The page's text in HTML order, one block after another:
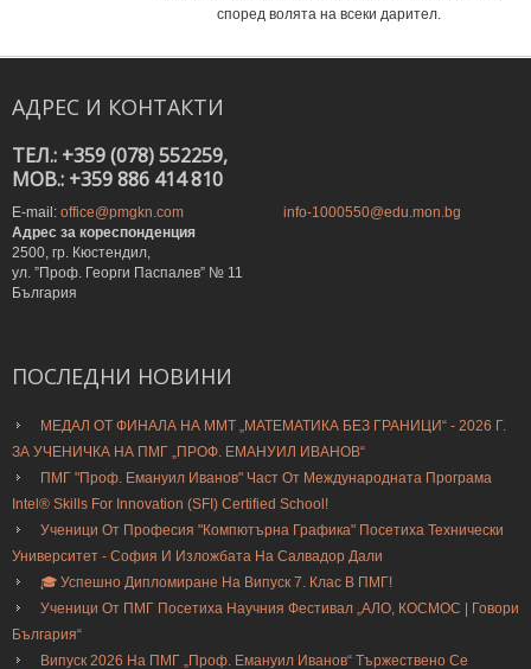
според волята на всеки дарител.
АДРЕС И КОНТАКТИ
ТЕЛ.: +359 (078) 552259,
MOB.: +359 886 414 810
E-mail: office@pmgkn.com
info-1000550@edu.mon.bg
Адрес за кореспонденция
2500, гр. Кюстендил,
ул. ”Проф. Георги Паспалев” № 11
България
ПОСЛЕДНИ НОВИНИ
МЕДАЛ ОТ ФИНАЛА НА ММТ „МАТЕМАТИКА БЕЗ ГРАНИЦИ“ - 2026 Г.
ЗА УЧЕНИЧКА НА ПМГ „ПРОФ. ЕМАНУИЛ ИВАНОВ“
ПМГ "Проф. Емануил Иванов" Част От Международната Програма
Intel® Skills For Innovation (SFI) Certified School!
Ученици От Професия "Компютърна Графика" Посетиха Технически
Университет - София И Изложбата На Салвадор Дали
🎓 Успешно Дипломиране На Випуск 7. Клас В ПМГ!
Ученици От ПМГ Посетиха Научния Фестивал „АЛО, КОСМОС | Говори
България“
Випуск 2026 На ПМГ „Проф. Емануил Иванов“ Тържествено Се